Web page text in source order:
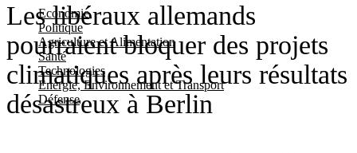
Economie
Politique
Agriculture et Alimentation
Santé
Technologies
Energie, Environnement et Transport
Défense
Les libéraux allemands
pourraient bloquer des projets
climatiques après leurs résultats
désastreux à Berlin